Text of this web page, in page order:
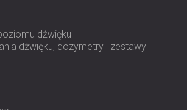
dźwięku
dźwięku, dozymetry i zestawy